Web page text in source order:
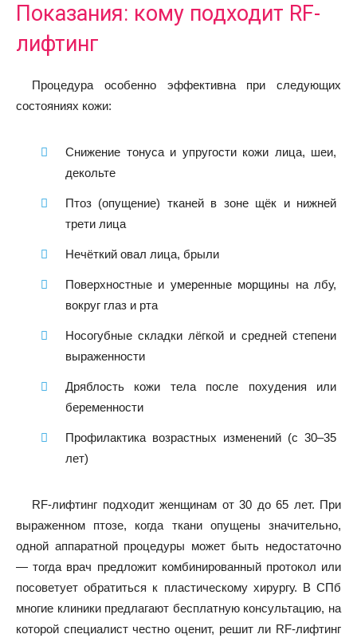
Показания: кому подходит RF-
лифтинг
Процедура особенно эффективна при следующих
состояниях кожи:
Снижение тонуса и упругости кожи лица, шеи,
декольте
Птоз (опущение) тканей в зоне щёк и нижней
трети лица
Нечёткий овал лица, брыли
Поверхностные и умеренные морщины на лбу,
вокруг глаз и рта
Носогубные складки лёгкой и средней степени
выраженности
Дряблость кожи тела после похудения или
беременности
Профилактика возрастных изменений (с 30–35
лет)
RF-лифтинг подходит женщинам от 30 до 65 лет. При
выраженном птозе, когда ткани опущены значительно,
одной аппаратной процедуры может быть недостаточно
— тогда врач предложит комбинированный протокол или
посоветует обратиться к пластическому хирургу. В СПб
многие клиники предлагают бесплатную консультацию, на
которой специалист честно оценит, решит ли RF-лифтинг